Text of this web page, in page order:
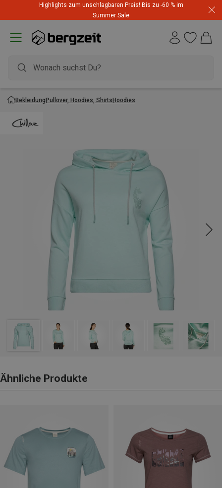
Highlights zum unschlagbaren Preis! Bis zu -60 % im
Summer Sale
BekleidungPullover, Hoodies, ShirtsHoodies
Ähnliche Produkte